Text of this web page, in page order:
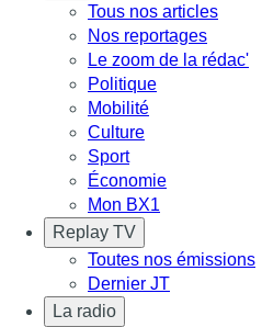
Tous nos articles
Nos reportages
Le zoom de la rédac'
Politique
Mobilité
Culture
Sport
Économie
Mon BX1
Replay TV
Toutes nos émissions
Dernier JT
La radio